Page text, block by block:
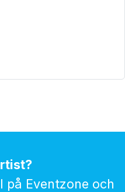
Eventzone och